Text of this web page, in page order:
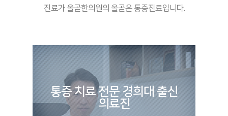
진료가 올곧한의원의 올곧은 통증진료입니다.
통증 치료 전문 경희대 출신
의료진